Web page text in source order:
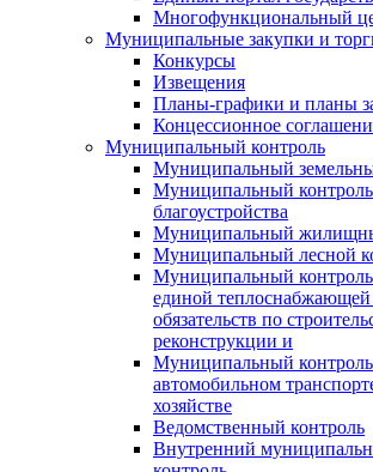
Многофункциональный
Муниципальные закупки и
Конкурсы
Извещения
Планы-графики и планы
Концессионное
Муниципальный контроль
Муниципальный
Муниципальный
благоустройства
Муниципальный
Муниципальный лесной
Муниципальный
единой теплоснабжающей
обязательств по
реконструкции и
Муниципальный
автомобильном
хозяйстве
Ведомственный контроль
Внутренний